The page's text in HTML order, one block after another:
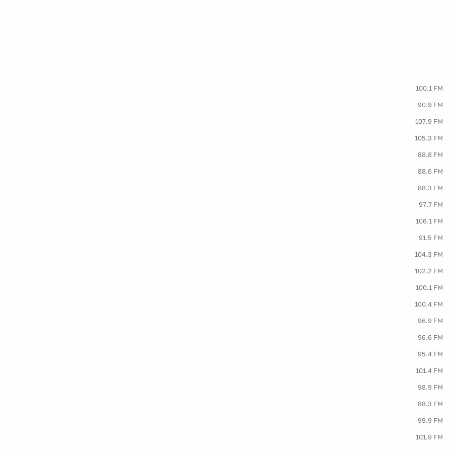
100.1 FM
90.9 FM
107.9 FM
105.3 FM
88.8 FM
88.6 FM
88.3 FM
97.7 FM
106.1 FM
91.5 FM
104.3 FM
102.2 FM
100.1 FM
100.4 FM
96.9 FM
96.6 FM
95.4 FM
101.4 FM
98.9 FM
88.3 FM
99.9 FM
101.9 FM